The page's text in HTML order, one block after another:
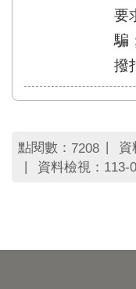
要
騙
撥
點閱數： 7208 資
資料檢視： 113-